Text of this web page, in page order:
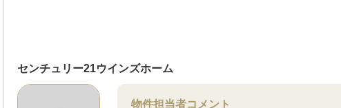
センチュリー21ウインズホーム
物件担当者コメント